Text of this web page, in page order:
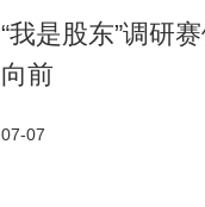
“我是股东”调研
向前
07-07